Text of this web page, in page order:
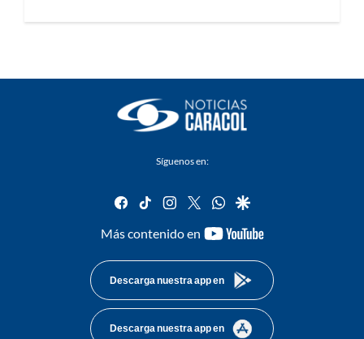
Síguenos en:
facebook
tiktok instagram
twitterwhatsapp
google
Más contenido en
youtube-
Descarga nuestra app en
Descarga nuestra app en